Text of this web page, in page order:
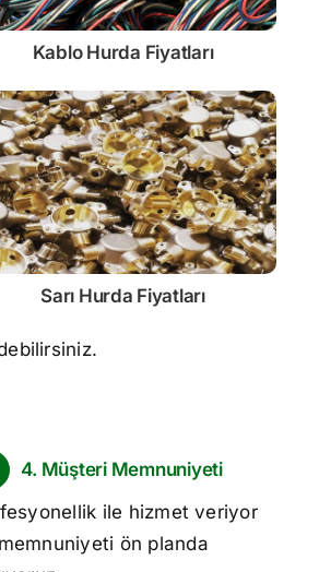
Kablo Hurda Fiyatları
Sarı Hurda Fiyatları
4. Müşteri Memnuniyeti
ile hizmet veriyor
ön planda